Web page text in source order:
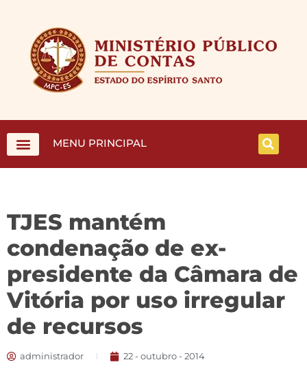
MENU PRINCIPAL
TJES mantém
condenação de ex-
presidente da Câmara de
Vitória por uso irregular
de recursos
administrador 22 - outubro - 2014